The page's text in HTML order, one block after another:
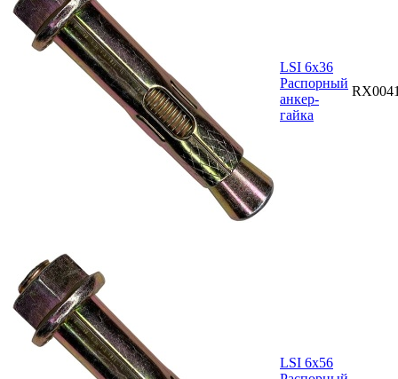
LSI 6х36
Распорный
анкер-
гайка
LSI 6х56